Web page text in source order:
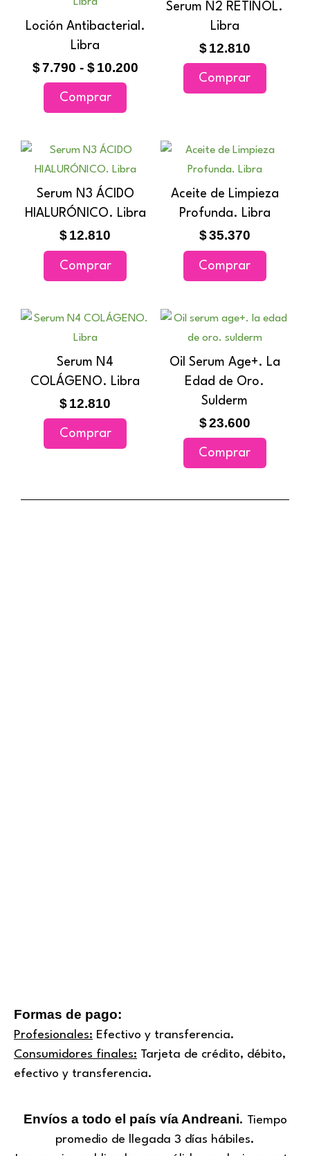
Loción Antibacterial.
Libra
$7.790 - $ 10.200
precios:
desde
hasta
Comprar
tiene
elegir
en
la
página
producto
Serum N2 RETINOL.
Libra
$ 12.810
Comprar
Serum N3 ÁCIDO
HIALURÓNICO. Libra
$12.810
Comprar
Aceite de Limpieza
Profunda. Libra
$35.370
Comprar
Serum N4
COLÁGENO. Libra
$12.810
Comprar
Oil Serum Age+. La
Edad de Oro.
Sulderm
$23.600
Comprar
Formas de pago:
Profesionales: Efectivo y transferencia.
Consumidores finales: Tarjeta de crédito, débito,
efectivo y transferencia.
Envíos a todo el país vía Andreani. Tiempo
promedio de llegada 3 días hábiles.